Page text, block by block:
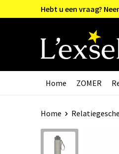
Hebt u een vraag?
Home ZOMER
Home